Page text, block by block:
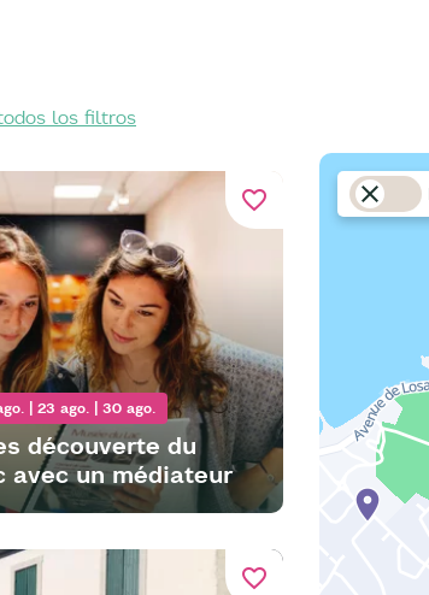
los filtros
favorite_border
| 23 ago. | 30 ago.
découverte du
avec un médiateur
favorite_border